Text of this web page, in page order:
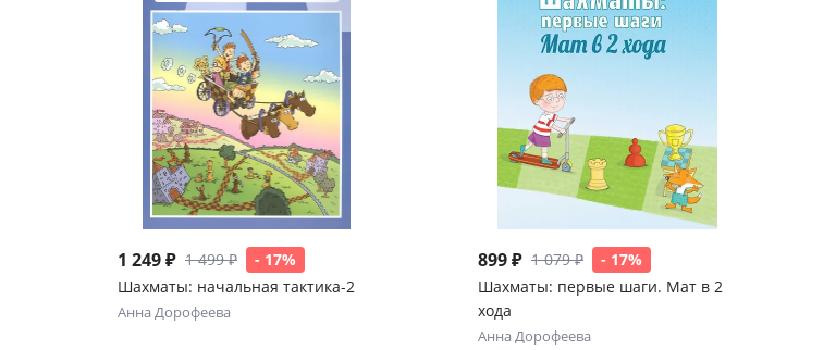
1 249 ₽ 1 499 ₽
- 17%
Шахматы: начальная тактика-2
Анна Дорофеева
899 ₽ 1 079 ₽
- 17%
Шахматы: первые шаги. Мат в 2
хода
Анна Дорофеева